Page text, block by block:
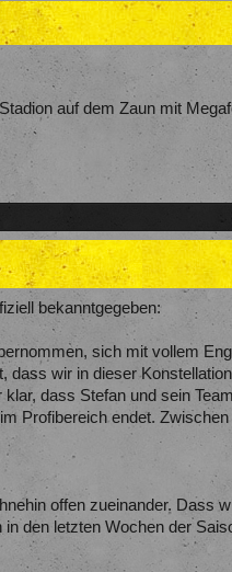
auf dem Zaun mit
bekanntgegeben:
sich mit vollem
wir in dieser
dass Stefan und sein
Profibereich endet.
offen zueinander. Dass
den letzten Wochen der